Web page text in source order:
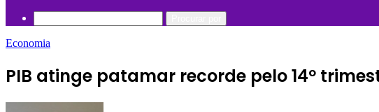
Economia
PIB atinge patamar recorde pelo 14º